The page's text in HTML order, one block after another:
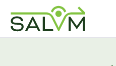
Home